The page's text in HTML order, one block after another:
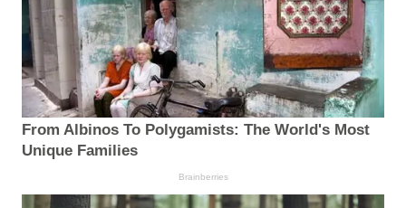
From Albinos To Polygamists: The World's Most
Unique Families
Brainberries